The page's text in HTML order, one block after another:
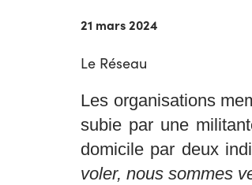
21 mars 2024
Le Réseau
Les organisations
subie par une
domicile par deux
voler, nous sommes